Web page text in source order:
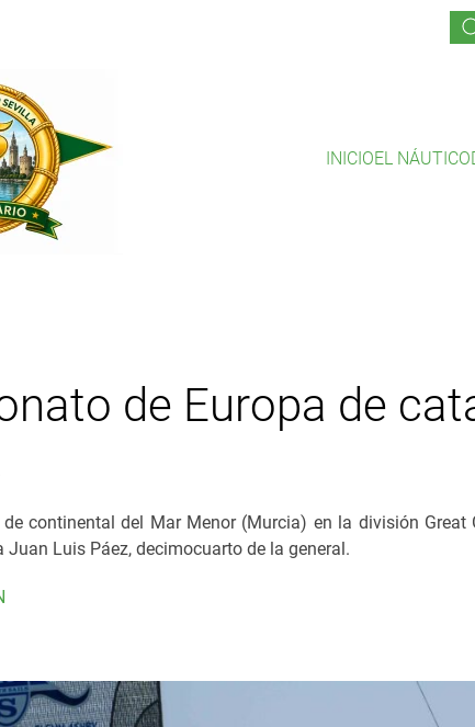
INICIOEL NÁUTICO
de Europa de
continental del Mar Menor (Murcia) en la división Great
Juan Luis Páez, decimocuarto de la general.